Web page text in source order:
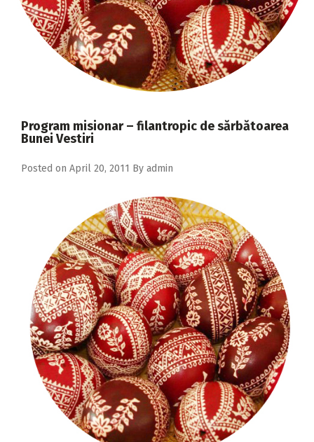
2018
2017
2013
Program misionar – filantropic de sărbătoarea
Bunei Vestiri
Posted on April 20, 2011 By admin